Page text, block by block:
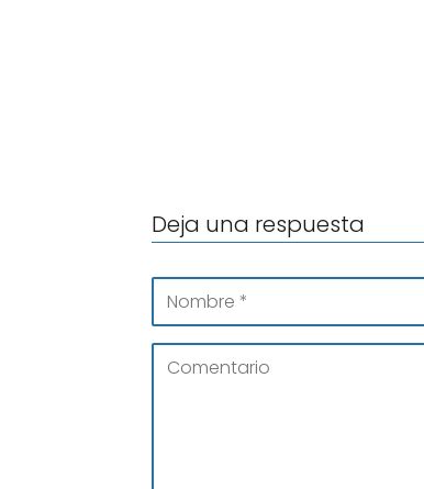
Deja una respuesta